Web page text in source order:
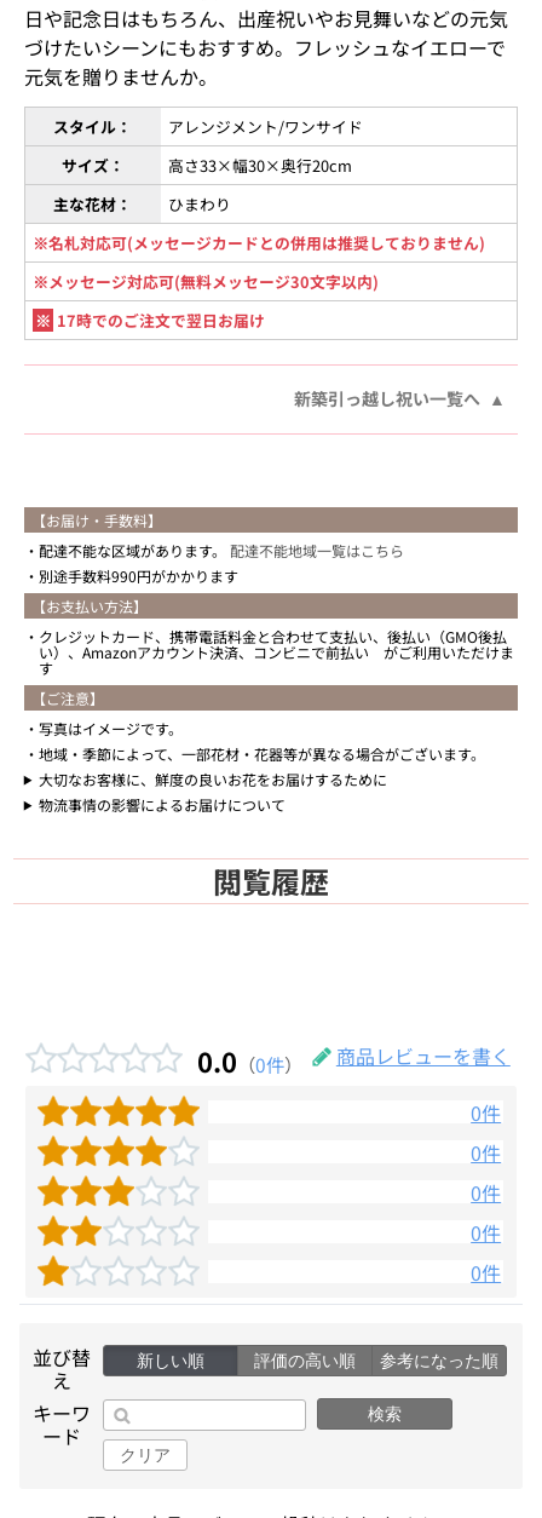
日や記念日はもちろん、出産祝いやお見舞いなどの元気
づけたいシーンにもおすすめ。フレッシュなイエローで
元気を贈りませんか。
スタイル：
アレンジメント/ワンサイド
サイズ：
高さ33×幅30×奥行20cm
主な花材：
ひまわり
※名札対応可(メッセージカードとの併用は推奨しておりません)
※メッセージ対応可(無料メッセージ30文字以内)
※ 17時でのご注文で翌日お届け
新築引っ越し祝い一覧へ
【お届け・手数料】
配達不能な区域があります。 配達不能地域一覧はこちら
別途手数料990円がかかります
【お支払い方法】
クレジットカード、携帯電話料金と合わせて支払い、後払い（GMO後払
い）、Amazonアカウント決済、コンビニで前払い がご利用いただけま
す
【ご注意】
写真はイメージです。
地域・季節によって、一部花材・花器等が異なる場合がございます。
大切なお客様に、鮮度の良いお花をお届けするために
物流事情の影響によるお届けについて
閲覧履歴
0.0 （0件）
商品レビューを書く
0件
0件
0件
0件
0件
並び替
え
新しい順 評価の高い順 参考になった順
キーワ
ード
検索
クリア